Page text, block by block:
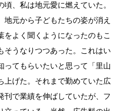
、私は地元愛に燃えていた。
元から子どもたちの姿が消え
をよく聞くようになったのもこ
うなりつつあった。これはい
ってもらいたいと思って「里山
上げた。それまで勤めていた広
刊で業績を伸ばしていたが、フ